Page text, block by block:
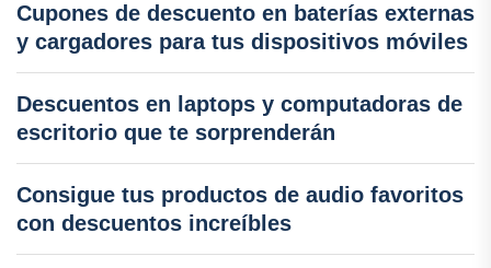
Cupones de descuento en baterías externas
y cargadores para tus dispositivos móviles
Descuentos en laptops y computadoras de
escritorio que te sorprenderán
Consigue tus productos de audio favoritos
con descuentos increíbles